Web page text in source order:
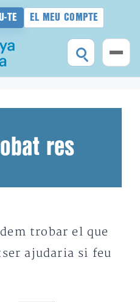
TE EL MEU COMPTE
res
trobar el que
ajudaria si feu